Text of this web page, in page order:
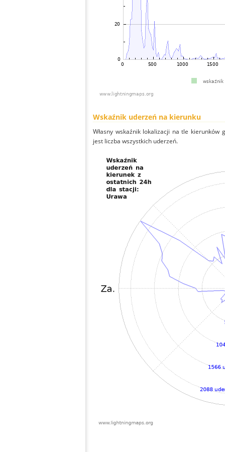
Wskaźnik uderzeń na kierunku
Własny wskaźnik lokalizacji na tle
jest liczba wszystkich uderzeń.